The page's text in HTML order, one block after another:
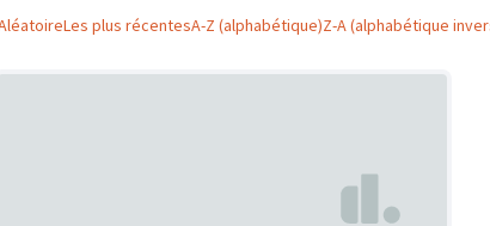
Les plus récentesA-Z (alphabétique)Z-A (alphabétique